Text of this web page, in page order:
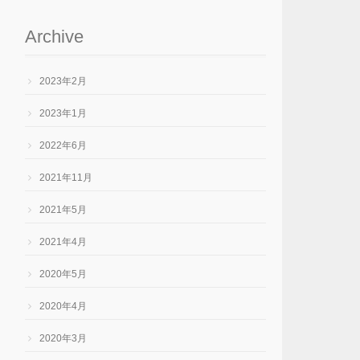
Archive
2023年2月
2023年1月
2022年6月
2021年11月
2021年5月
2021年4月
2020年5月
2020年4月
2020年3月